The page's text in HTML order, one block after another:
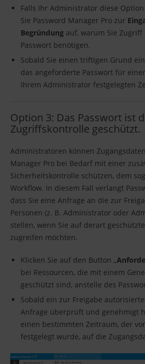
Falls Ihr Administrator diese
Sie Password Manager Pro zur
Begründung auf, warum Sie
Passwort benötigen.
Sobald Sie einen triftigen Grund
das angeforderte Passwort für
Ihrem Administrator festgelegten
Option 3: Das Passwort ist
Zugriffskontrolle geschützt.
Administratoren können
Manager Pro bei Bedarf mit einer
Sicherheitskontrolle schützen, dem
Workflow. In diesem Fall verlangt
dass Sie eine Anfrage an die zur
Personen (z. B. Administrator oder
stellen, wenn Sie auf derart
zugreifen möchten.
Klicken Sie auf den Button „
bei Ressourcen, die mit einem
geschützt sind, anstelle des
Sobald ein zur Freigabe
Anfrage überprüft und genehmigt
einen bestimmten Zeitraum, der
festgelegt wurde, auf die